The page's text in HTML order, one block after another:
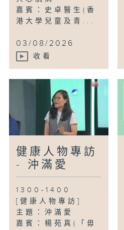
嘉賓：史卓醫生(香
港大學兒童及青...
03/08/2026
收看
健康人物專訪
- 沖滿愛
1300-1400
[健康人物專訪]
主題：沖滿愛
嘉賓：楊苑真(「毋